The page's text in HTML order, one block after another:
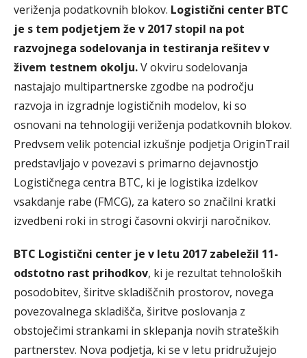
veriženja podatkovnih blokov. Logistični center BTC
je s tem podjetjem že v 2017 stopil na pot
razvojnega sodelovanja in testiranja rešitev v
živem testnem okolju.V okviru sodelovanja
nastajajo multipartnerske zgodbe na področju
razvoja in izgradnje logističnih modelov, ki so
osnovani na tehnologiji veriženja podatkovnih blokov.
Predvsem velik potencial izkušnje podjetja OriginTrail
predstavljajo v povezavi s primarno dejavnostjo
Logističnega centra BTC, ki je logistika izdelkov
vsakdanje rabe (FMCG), za katero so značilni kratki
izvedbeni roki in strogi časovni okvirji naročnikov.
BTC Logistični center je v letu 2017 zabeležil 11-
odstotno rast prihodkov, ki je rezultat tehnoloških
posodobitev, širitve skladiščnih prostorov, novega
povezovalnega skladišča, širitve poslovanja z
obstoječimi strankami in sklepanja novih strateških
partnerstev. Nova podjetja, ki se v letu pridružujejo